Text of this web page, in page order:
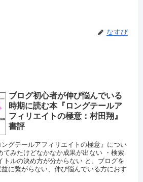
なすび
ブログ初心者が伸び悩んでいる
時期に読む本『ロングテールア
フィリエイトの極意：村田翔』
書評
グテールアフィリエイトの極意』につい
てみたけどなかなか成果が出ない ・検索
トルの決め方が分からない と、ブログを
に繋がらない、伸び悩んでいる方におす